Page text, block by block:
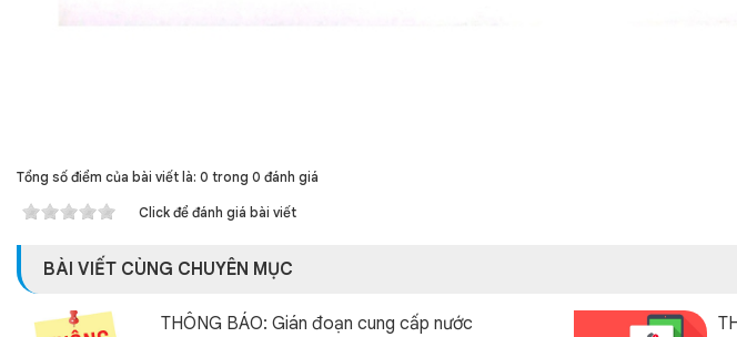
Tổng số điểm của bài viết là: 0 trong 0 đánh giá
Click để đánh giá bài viết
BÀI VIẾT CÙNG CHUYÊN MỤC
THÔNG BÁO: Gián đoạn cung cấp nước